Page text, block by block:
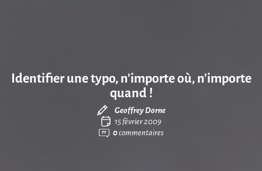
Identifier une typo, n’importe où, n’importe
quand !
Geoffrey Dorne
15 février 2009
0commentaires